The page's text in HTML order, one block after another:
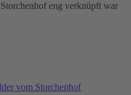
eng verknüpft war
vom Storchenhof